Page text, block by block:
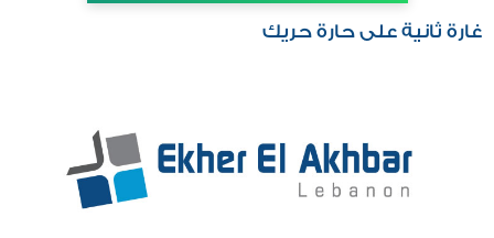
غارة ثانية على حارة حريك